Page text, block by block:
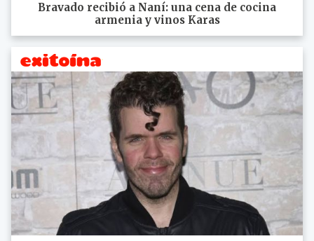
Bravado recibió a Naní: una cena de cocina
armenia y vinos Karas